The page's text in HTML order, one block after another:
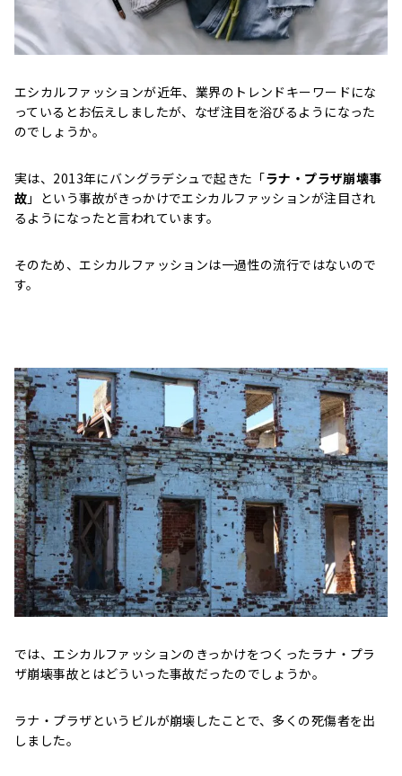
エシカルファッションが近年、業界のトレンドキーワードにな
っているとお伝えしましたが、なぜ注目を浴びるようになった
のでしょうか。
実は、2013年にバングラデシュで起きた「ラナ・プラザ崩壊事
故 」という事故がきっかけでエシカルファッションが注目され
るようになったと言われています。
そのため、エシカルファッションは一過性の流行ではないので
す。
では、エシカルファッションのきっかけをつくったラナ・プラ
ザ崩壊事故とはどういった事故だったのでしょうか。
ラナ・プラザというビルが崩壊したことで、多くの死傷者を出
しました。